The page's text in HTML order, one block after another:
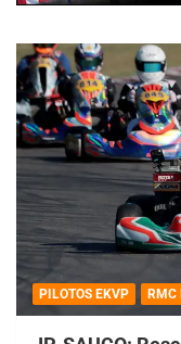
PILOTOS EKVP RMC